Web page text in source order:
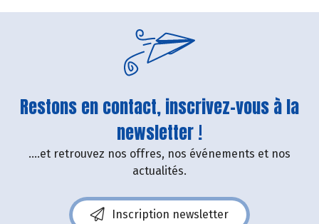
Restons en contact, inscrivez-vous à la
newsletter !
....et retrouvez nos offres, nos événements et nos
actualités.
Inscription newsletter